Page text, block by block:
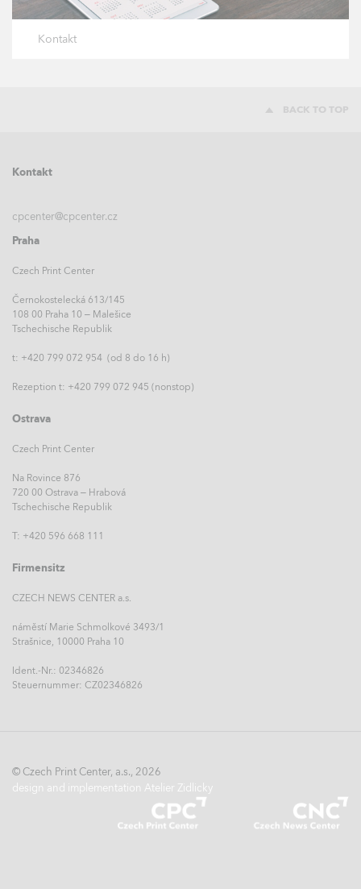
Kontakt
BACK TO TOP
Kontakt
cpcenter@cpcenter.cz
Praha
Czech Print Center
Černokostelecká 613/145
108 00 Praha 10 – Malešice
Tschechische Republik
t: +420 799 072 954 (od 8 do 16 h)
Rezeption t: +420 799 072 945 (nonstop)
Ostrava
Czech Print Center
Na Rovince 876
720 00 Ostrava – Hrabová
Tschechische Republik
T: +420 596 668 111
Firmensitz
CZECH NEWS CENTER a.s.
náměstí Marie Schmolkové 3493/1
Strašnice, 10000 Praha 10
Ident.-Nr.: 02346826
Steuernummer: CZ02346826
© Czech Print Center, a.s., 2026
design and implementation Atelier Zidlicky